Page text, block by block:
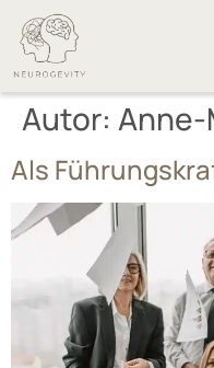
Autor: Anne-
Als